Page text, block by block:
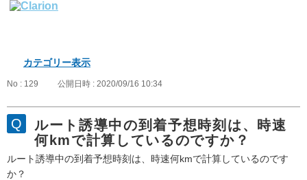
カテゴリー表示
No : 129 公開日時 : 2020/09/16 10:34
ルート誘導中の到着予想時刻は、時速
何kmで計算しているのですか？
ルート誘導中の到着予想時刻は、時速何kmで計算しているのです
か？